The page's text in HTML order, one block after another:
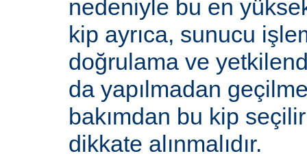
nedeniyle bu en
kip ayrıca, sunucu
doğrulama ve
da yapılmadan
bakımdan bu kip
dikkate alınmalıdır.